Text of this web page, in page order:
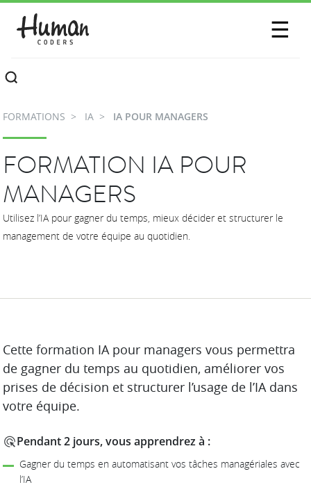
☰
CONTACTEZ-NOUS
FORMATIONS IA IA POUR MANAGERS
FORMATION IA POUR
MANAGERS
Utilisez l’IA pour gagner du temps, mieux décider et structurer le
management de votre équipe au quotidien.
DESCRIPTION
Cette formation IA pour managers vous permettra
de gagner du temps au quotidien, améliorer vos
prises de décision et structurer l’usage de l’IA dans
votre équipe.
Pendant 2 jours, vous apprendrez à :
Gagner du temps en automatisant vos tâches managériales avec
l’IA